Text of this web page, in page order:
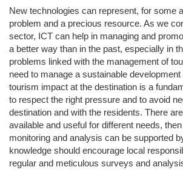
New technologies can represent, for some
problem and a precious resource. As we
sector, ICT can help in managing and
a better way than in the past, especially in
problems linked with the management of
need to manage a sustainable
tourism impact at the destination is a
to respect the right pressure and to avoid
destination and with the residents. There
available and useful for different needs,
monitoring and analysis can be supported
knowledge should encourage local
regular and meticulous surveys and